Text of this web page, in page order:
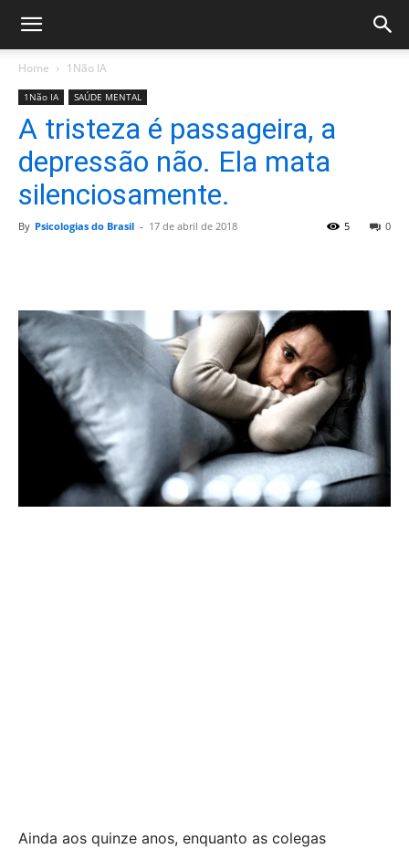
Home 1Não IA
1Não IA SAÚDE MENTAL
A tristeza é passageira, a
depressão não. Ela mata
silenciosamente.
By Psicologias do Brasil - 17 de abril de 2018 0
5
Ainda aos quinze anos, enquanto as colegas